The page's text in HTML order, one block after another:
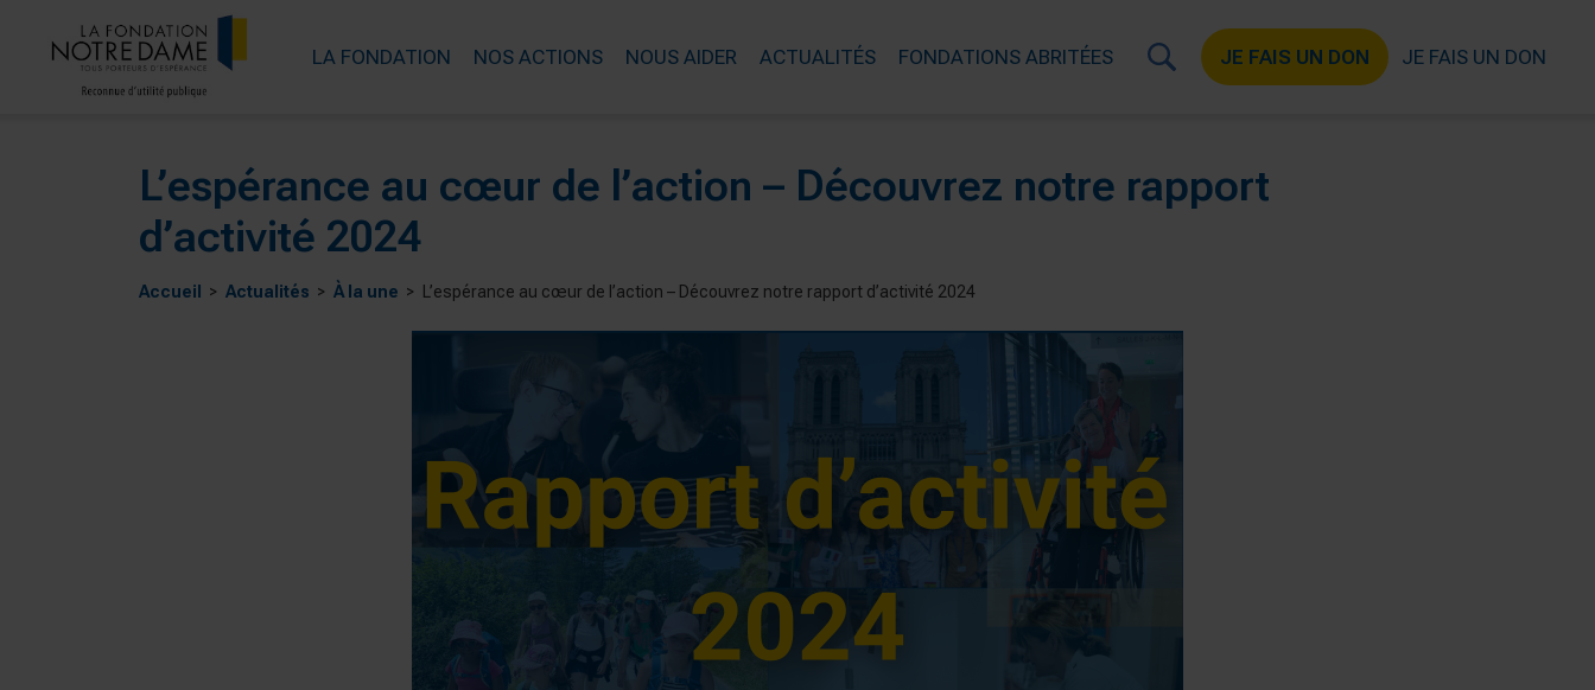
LA FONDATION NOS ACTIONS NOUS AIDER ACTUALITÉS FONDATIONS ABRITÉES JE FAIS UN DON JE FAIS UN DON
L’espérance au cœur de l’action – Découvrez notre rapport
d’activité 2024
Accueil Actualités À la une L’espérance au cœur de l’action – Découvrez notre rapport d’activité 2024